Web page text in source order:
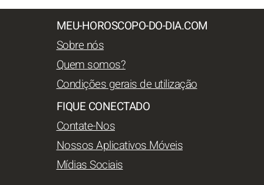
MEU-HOROSCOPO-DO-DIA.COM
Sobre nós
Quem somos?
Condições gerais de utilização
FIQUE CONECTADO
Contate-Nos
Nossos Aplicativos Móveis
Mídias Sociais